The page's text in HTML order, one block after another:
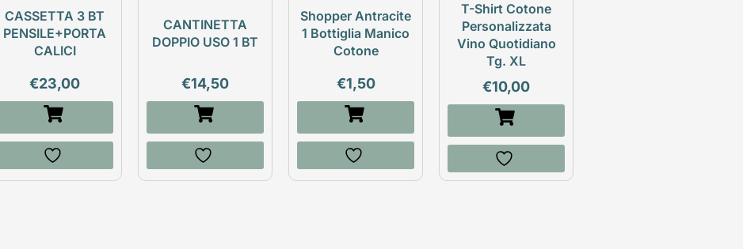
CASSETTA 3 BT
PENSILE+PORTA
CALICI
€23,00
CANTINETTA
DOPPIO USO 1 BT
€14,50
Shopper Antracite
1 Bottiglia Manico
Cotone
€1,50
T-Shirt Cotone
Personalizzata
Vino Quotidiano
Tg. XL
€10,00